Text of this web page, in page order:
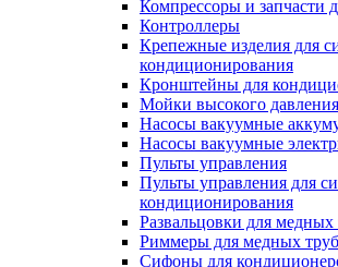
Компрессоры и запчасти
Контроллеры
Крепежные изделия для
кондиционирования
Кронштейны для
Мойки высокого
Насосы вакуумные
Насосы вакуумные
Пульты управления
Пульты управления для
кондиционирования
Развальцовки для медных
Риммеры для медных труб
Сифоны для